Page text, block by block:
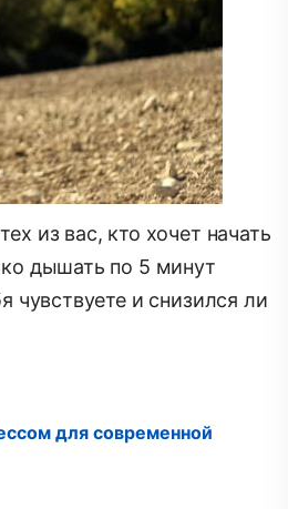
из вас, кто хочет начать
дышать по 5 минут
чувствуете и снизился ли
для современной